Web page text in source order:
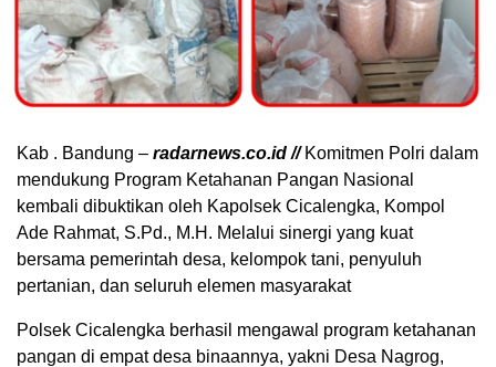
Kab . Bandung – radarnews.co.id // Komitmen Polri dalam
mendukung Program Ketahanan Pangan Nasional
kembali dibuktikan oleh Kapolsek Cicalengka, Kompol
Ade Rahmat, S.Pd., M.H. Melalui sinergi yang kuat
bersama pemerintah desa, kelompok tani, penyuluh
pertanian, dan seluruh elemen masyarakat
Polsek Cicalengka berhasil mengawal program ketahanan
pangan di empat desa binaannya, yakni Desa Nagrog,